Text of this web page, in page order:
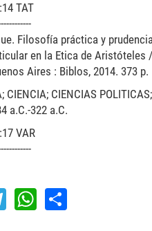
TAT
Filosofía práctica y
en la Etica de Aristóteles
Aires : Biblos, 2014. 373 p.
CIENCIA; CIENCIAS POLITICAS;
a.C.-322 a.C.
VAR
Telegram
WhatsApp
Share